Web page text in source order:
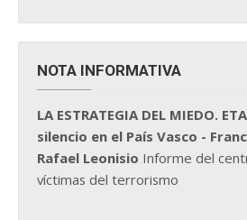
NOTA INFORMATIVA
LA ESTRATEGIA DEL MIEDO.
silencio en el País Vasco -
Rafael Leonisio Informe del
víctimas del terrorismo